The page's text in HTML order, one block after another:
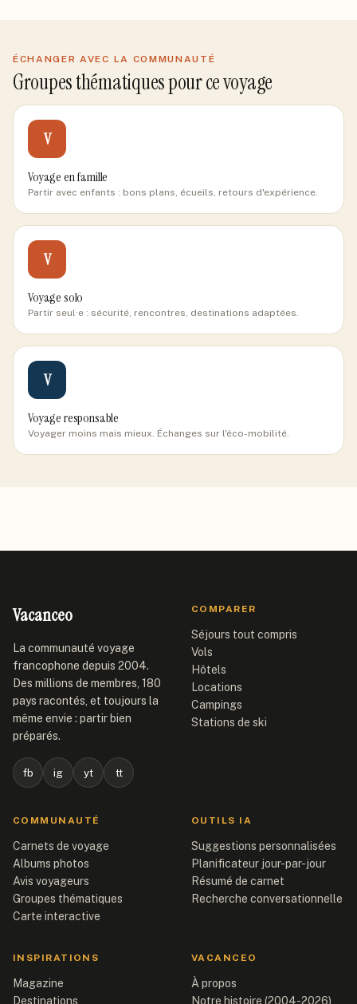
ÉCHANGER AVEC LA COMMUNAUTÉ
Groupes thématiques pour ce voyage
V
Voyage en famille
Partir avec enfants : bons plans, écueils, retours d'expérience.
V
Voyage solo
Partir seul·e : sécurité, rencontres, destinations adaptées.
V
Voyage responsable
Voyager moins mais mieux. Échanges sur l'éco-mobilité.
Vacanceo
La communauté voyage
francophone depuis 2004.
Des millions de membres, 180
pays racontés, et toujours la
même envie : partir bien
préparés.
fb ig yt tt
COMPARER
Séjours tout compris
Vols
Hôtels
Locations
Campings
Stations de ski
COMMUNAUTÉ
Carnets de voyage
Albums photos
Avis voyageurs
Groupes thématiques
Carte interactive
OUTILS IA
Suggestions personnalisées
Planificateur jour-par-jour
Résumé de carnet
Recherche conversationnelle
INSPIRATIONS
Magazine
Destinations
VACANCEO
À propos
Notre histoire (2004-2026)